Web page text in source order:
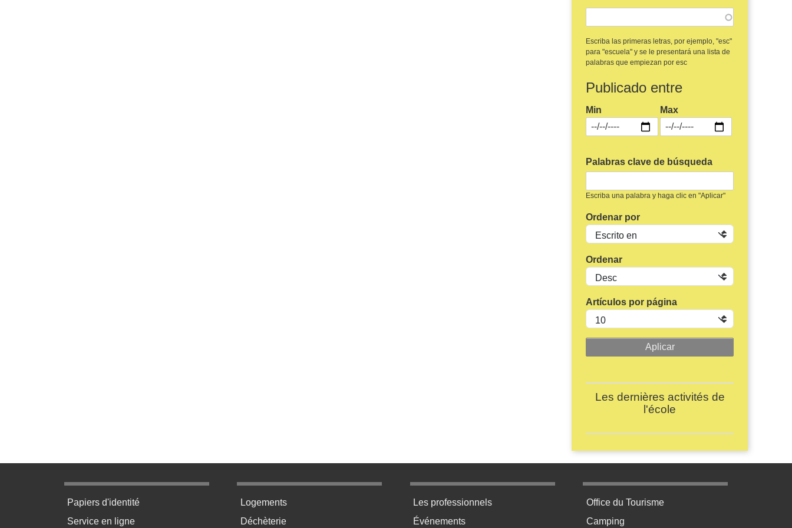
Escriba las primeras letras, por ejemplo, "esc"
para "escuela" y se le presentará una lista de
palabras que empiezan por esc
Publicado entre
Min Max
Palabras clave de búsqueda
Escriba una palabra y haga clic en "Aplicar"
Ordenar por
Ordenar
Artículos por página
Les dernières activités de
l'école
Menu pratique bas de page 1
Papiers d'identité
Service en ligne
Menu pratique bas de page 2
Logements
Déchèterie
Menu pratique bas de page 3
Les professionnels
Événements
Menu pratique bas de page 4
Office du Tourisme
Camping